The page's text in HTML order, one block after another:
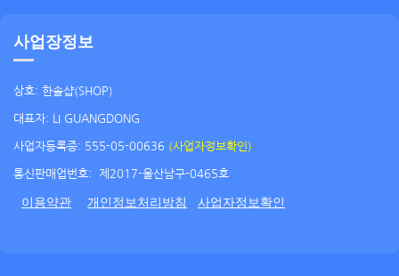
사업장정보
상호: 한솔샵(SHOP)
대표자: LI GUANGDONG
사업자등록증: 555-05-00636 (사업자정보확인)
통신판매업번호: 제2017-울산남구-0465호
이용약관 개인정보처리방침 사업자정보확인